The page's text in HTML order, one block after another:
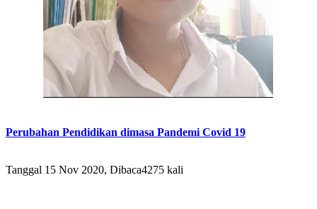
Perubahan Pendidikan dimasa Pandemi Covid 19
Tanggal 15 Nov 2020, Dibaca4275 kali